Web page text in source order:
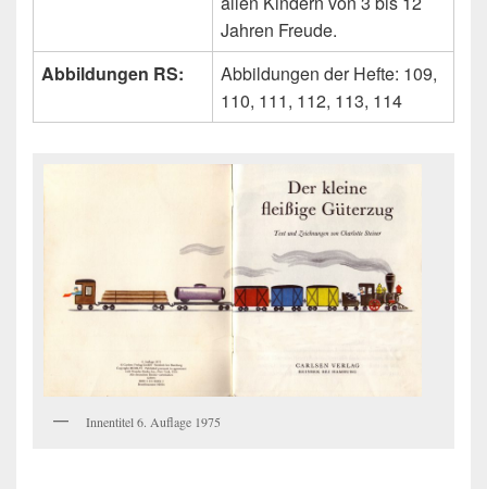
Jahren Freude.
Abbildungen RS:
Abbildungen der Hefte: 109,
110, 111, 112, 113, 114
Innentitel 6. Auflage 1975